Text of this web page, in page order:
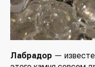
Лабрадор —